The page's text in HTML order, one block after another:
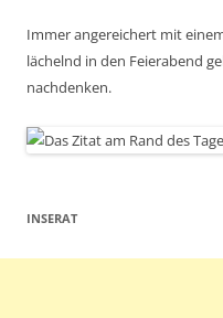
Immer angereichert mit
lächelnd in den Feierabend
nachdenken.
INSERAT